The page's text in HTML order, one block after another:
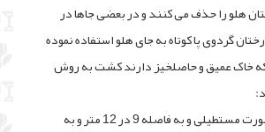
هلو را حذف می کنند و در بعضی جاها در
گردوی پا کوتاه به جای هلو استفاده نموده
که خاک عمیق و حاصلخیز دارند کشت به روش
درختان گردو به صورت مستطیلی و به فاصله 9 در 12 متر و به